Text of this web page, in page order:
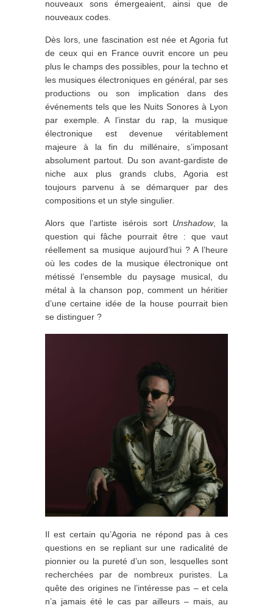
nouveaux sons émergeaient, ainsi que de
nouveaux codes.
Dès lors, une fascination est née et Agoria fut
de ceux qui en France ouvrit encore un peu
plus le champs des possibles, pour la techno et
les musiques électroniques en général, par ses
productions ou son implication dans des
événements tels que les Nuits Sonores à Lyon
par exemple.A l’instar du rap, la musique
électronique est devenue véritablement
majeure à la fin du millénaire, s’imposant
absolument partout. Du son avant-gardiste de
niche aux plus grands clubs, Agoria est
toujours parvenu à se démarquer par des
compositions et un style singulier.
Alors que l’artiste isérois sort Unshadow, la
question qui fâche pourrait être : que vaut
réellement sa musique aujourd’hui ? A l’heure
où les codes de la musique électronique ont
métissé l’ensemble du paysage musical, du
métal à la chanson pop, comment un héritier
d’une certaine idée de la house pourrait bien
se distinguer ?
Il est certain qu’Agoria ne répond pas à ces
questions en se repliant sur une radicalité de
pionnier ou la pureté d’un son, lesquelles sont
recherchées par de nombreux puristes. La
quête des origines ne l’intéresse pas – et cela
n’a jamais été le cas par ailleurs – mais, au